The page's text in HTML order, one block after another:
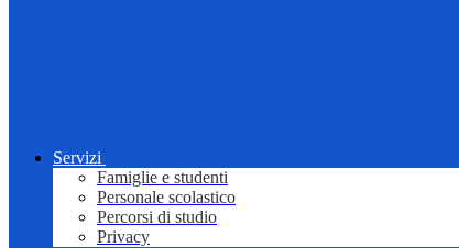
Servizi
Famiglie e studenti
Personale scolastico
Percorsi di studio
Privacy